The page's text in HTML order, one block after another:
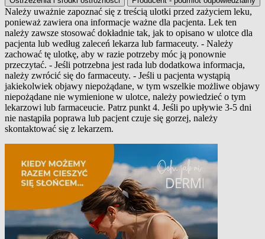
Opis produktu
Należy uważnie zapoznać się z treścią ulotki przed zażyciem leku,
ponieważ zawiera ona informacje ważne dla pacjenta. Lek ten
należy zawsze stosować dokładnie tak, jak to opisano w ulotce dla
pacjenta lub według zaleceń lekarza lub farmaceuty. - Należy
zachować tę ulotkę, aby w razie potrzeby móc ją ponownie
przeczytać. - Jeśli potrzebna jest rada lub dodatkowa informacja,
należy zwrócić się do farmaceuty. - Jeśli u pacjenta wystąpią
jakiekolwiek objawy niepożądane, w tym wszelkie możliwe objawy
niepożądane nie wymienione w ulotce, należy powiedzieć o tym
lekarzowi lub farmaceucie. Patrz punkt 4. Jeśli po upływie 3-5 dni
nie nastąpiła poprawa lub pacjent czuje się gorzej, należy
skontaktować się z lekarzem.